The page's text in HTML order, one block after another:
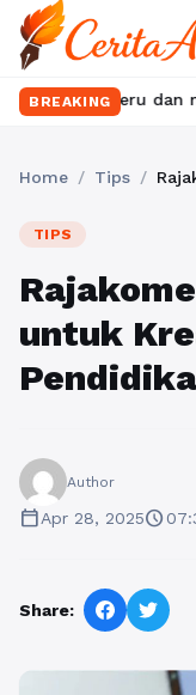
BREAKING
dan materi
Home / Tips /
TIPS
untuk
Author
calendar_todayApr 28, 2025schedule
Share: